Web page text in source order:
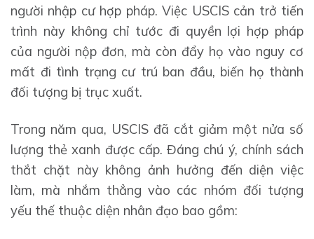
người nhập cư hợp pháp. Việc USCIS cản trở tiến
trình này không chỉ tước đi quyền lợi hợp pháp
của người nộp đơn, mà còn đẩy họ vào nguy cơ
mất đi tình trạng cư trú ban đầu, biến họ thành
đối tượng bị trục xuất.
Trong năm qua, USCIS đã cắt giảm một nửa số
lượng thẻ xanh được cấp. Đáng chú ý, chính sách
thắt chặt này không ảnh hưởng đến diện việc
làm, mà nhắm thẳng vào các nhóm đối tượng
yếu thế thuộc diện nhân đạo bao gồm: